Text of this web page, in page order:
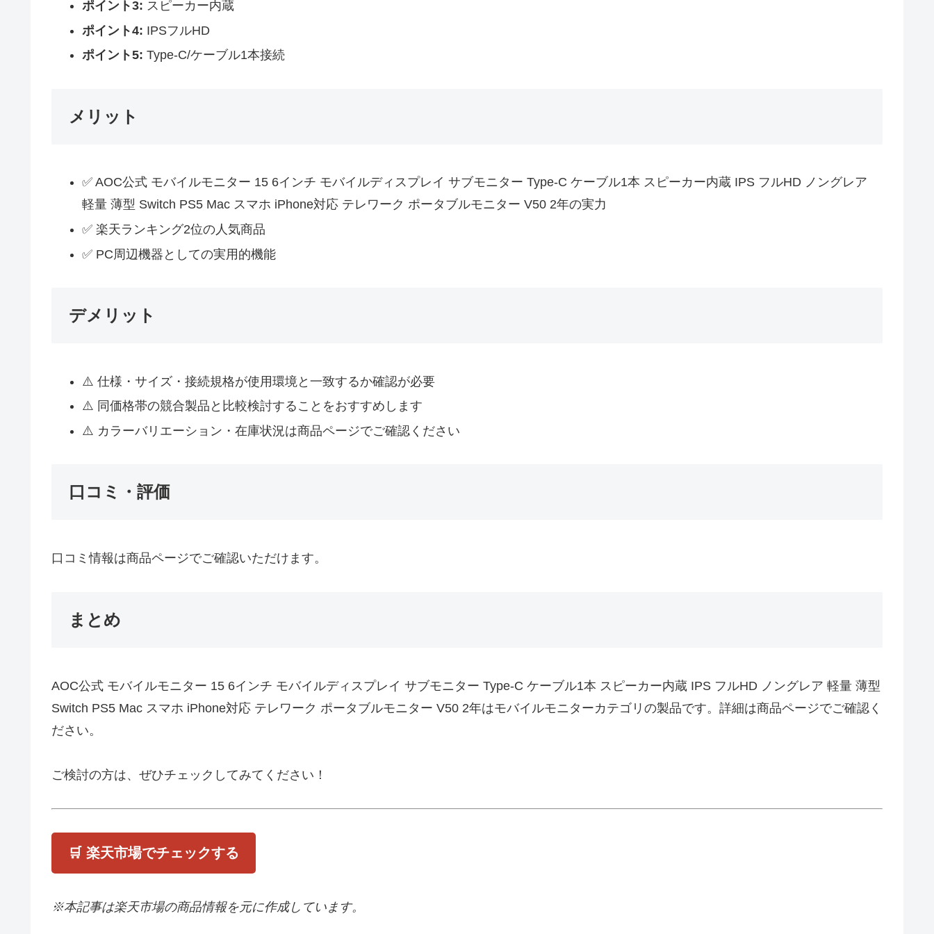
ポイント3: スピーカー内蔵
ポイント4: IPSフルHD
ポイント5: Type-C/ケーブル1本接続
メリット
✅ AOC公式 モバイルモニター 15 6インチ モバイルディスプレイ サブモニター Type-C ケーブル1本 スピーカー内蔵 IPS フルHD ノングレア
軽量 薄型 Switch PS5 Mac スマホ iPhone対応 テレワーク ポータブルモニター V50 2年の実力
✅ 楽天ランキング2位の人気商品
✅ PC周辺機器としての実用的機能
デメリット
⚠️ 仕様・サイズ・接続規格が使用環境と一致するか確認が必要
⚠️ 同価格帯の競合製品と比較検討することをおすすめします
⚠️ カラーバリエーション・在庫状況は商品ページでご確認ください
口コミ・評価
口コミ情報は商品ページでご確認いただけます。
まとめ
AOC公式 モバイルモニター 15 6インチ モバイルディスプレイ サブモニター Type-C ケーブル1本 スピーカー内蔵 IPS フルHD ノングレア 軽量 薄型
Switch PS5 Mac スマホ iPhone対応 テレワーク ポータブルモニター V50 2年はモバイルモニターカテゴリの製品です。詳細は商品ページでご確認く
ださい。
ご検討の方は、ぜひチェックしてみてください！
🛒 楽天市場でチェックする
※本記事は楽天市場の商品情報を元に作成しています。